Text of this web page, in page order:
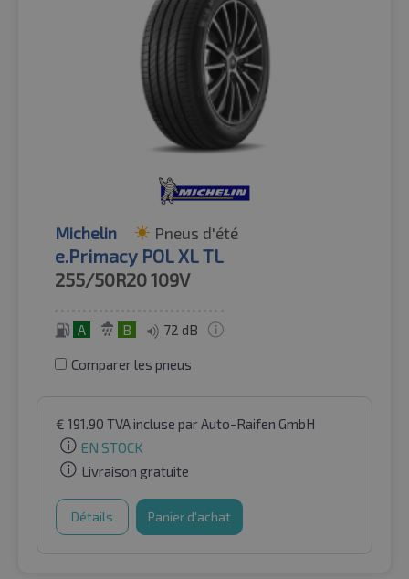
Michelin Pneus d'été
e.Primacy POL XL TL
255/50R20109V
A B 72 dB
Comparer les pneus
€ 191.90 TVA incluse par Auto-Raifen GmbH
EN STOCK
Livraison gratuite
Détails Panier d'achat